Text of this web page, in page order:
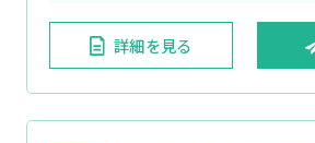
詳細を見る